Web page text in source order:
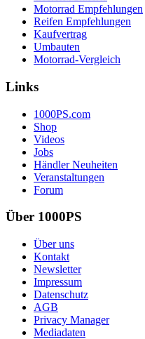
Motorrad Empfehlungen
Reifen Empfehlungen
Kaufvertrag
Umbauten
Motorrad-Vergleich
Links
1000PS.com
Shop
Videos
Jobs
Händler Neuheiten
Veranstaltungen
Forum
Über 1000PS
Über uns
Kontakt
Newsletter
Impressum
Datenschutz
AGB
Privacy Manager
Mediadaten